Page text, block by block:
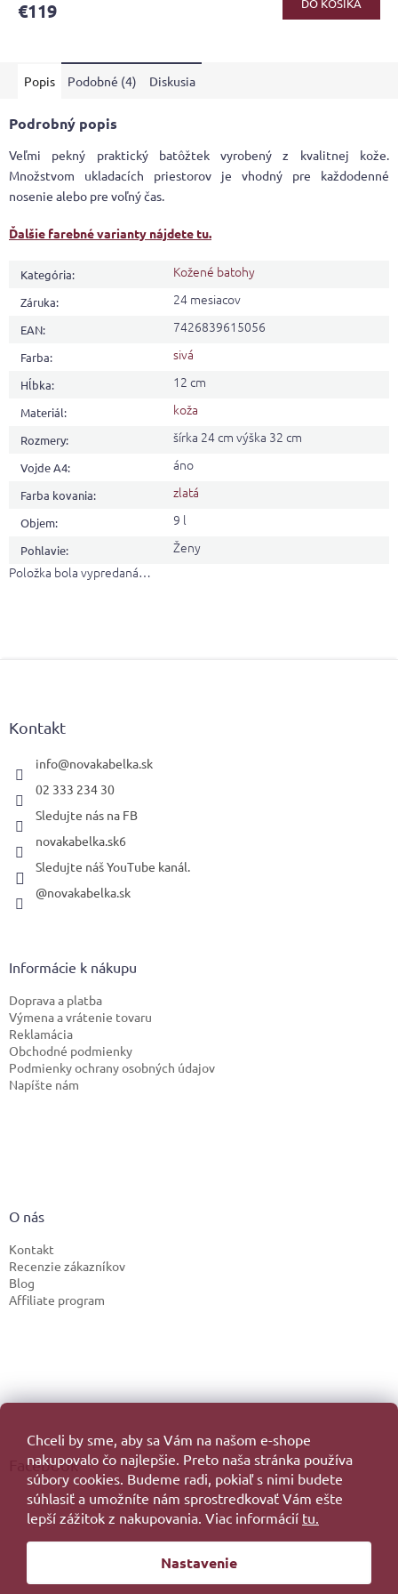
Chceli by sme, aby sa Vám na našom e-shope
nakupovalo čo najlepšie. Preto naša stránka používa
súbory cookies. Budeme radi, pokiaľ s nimi budete
súhlasiť a umožníte nám sprostredkovať Vám ešte
lepší zážitok z nakupovania. Viac informácií tu.
Nastavenie
je
hviezdičiek.
€119 DO KOŠÍKA
Popis Podobné (4) Diskusia
Podrobný popis
Veľmi pekný praktický batôžtek vyrobený z kvalitnej kože.
Množstvom ukladacích priestorov je vhodný pre každodenné
nosenie alebo pre voľný čas.
Ďalšie farebné varianty nájdete tu.
Kategória: Kožené batohy
Záruka: 24 mesiacov
EAN: 7426839615056
Farba: sivá
Hĺbka: 12 cm
Materiál: koža
Rozmery: šírka 24 cm výška 32 cm
Vojde A4: áno
Farba kovania: zlatá
Objem: 9 l
Pohlavie:
Ženy
Položka bola vypredaná…
Kontakt
info@novakabelka.sk
02 333 234 30
Sledujte nás na FB
novakabelka.sk6
Sledujte náš YouTube kanál.
@novakabelka.sk
Informácie k nákupu
Doprava a platba
Výmena a vrátenie tovaru
Reklamácia
Obchodné podmienky
Podmienky ochrany osobných údajov
Napíšte nám
O nás
Kontakt
Recenzie zákazníkov
Blog
Affiliate program
Facebook
Vytvoril Shoptet